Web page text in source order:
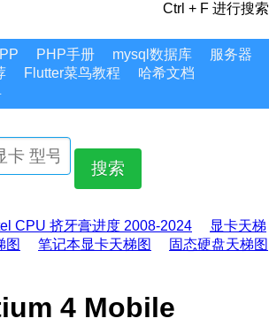
Ctrl + F 进行搜索
PHP手册 mysql数据库
服务器
Flutter菜鸟教程
哈希文档
搜索
CPU 挤牙膏进度 2008-2024
显卡天梯
图 笔记本显卡天梯图
固态硬盘天梯图
4 Mobile